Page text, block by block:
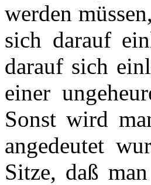
werden
sich darauf
darauf sich
einer
Sonst wird
angedeutet
Sitze, daß